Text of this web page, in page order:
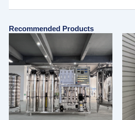
Recommended Products